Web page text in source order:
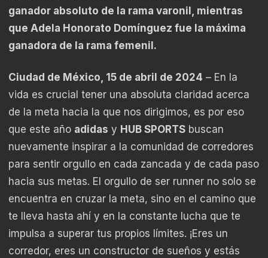
ganador absoluto de la rama varonil, mientras
que Adela Honorato Domínguez fue la máxima
ganadora de la rama femenil.
Ciudad de México, 15 de abril de 2024 – En la
vida es crucial tener una absoluta claridad acerca
de la meta hacia la que nos dirigimos, es por eso
que este año adidas y HUB SPORTS buscan
nuevamente inspirar a la comunidad de corredores
para sentir orgullo en cada zancada y de cada paso
hacia sus metas. El orgullo de ser runner no solo se
encuentra en cruzar la meta, sino en el camino que
te lleva hasta ahí y en la constante lucha que te
impulsa a superar tus propios límites. ¡Eres un
corredor, eres un constructor de sueños y estás